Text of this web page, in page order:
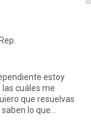
estoy
cuáles me
que resuelvas
lo que